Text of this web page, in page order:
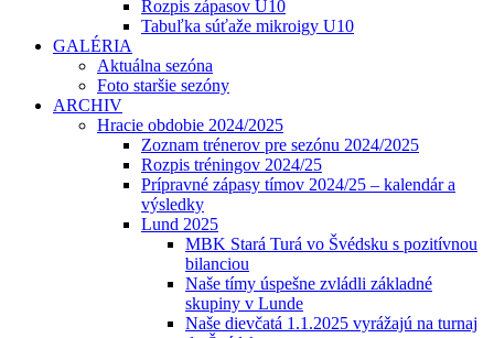
Rozpis zápasov U10
Tabuľka súťaže mikroigy U10
GALÉRIA
Aktuálna sezóna
Foto staršie sezóny
ARCHIV
Hracie obdobie 2024/2025
Zoznam trénerov pre sezónu 2024/2025
Rozpis tréningov 2024/25
Prípravné zápasy tímov 2024/25 – kalendár a
výsledky
Lund 2025
MBK Stará Turá vo Švédsku s pozitívnou
bilanciou
Naše tímy úspešne zvládli základné
skupiny v Lunde
Naše dievčatá 1.1.2025 vyrážajú na turnaj